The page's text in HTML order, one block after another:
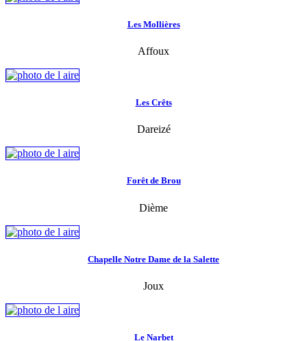
Les Mollières
Affoux
Les Crêts
Dareizé
Forêt de Brou
Dième
Chapelle Notre Dame de la Salette
Joux
Le Narbet